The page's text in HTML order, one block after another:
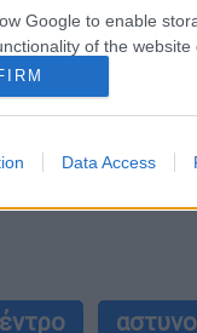
Google to enable
of the website
Google to enable
Google to enable
and fraud prevention,
Data Access
ασθενείς
«Όχι γκέι 17 Pro, αλλά
Ρώσοι διαλύουν τα
για να... γίνουν πιο